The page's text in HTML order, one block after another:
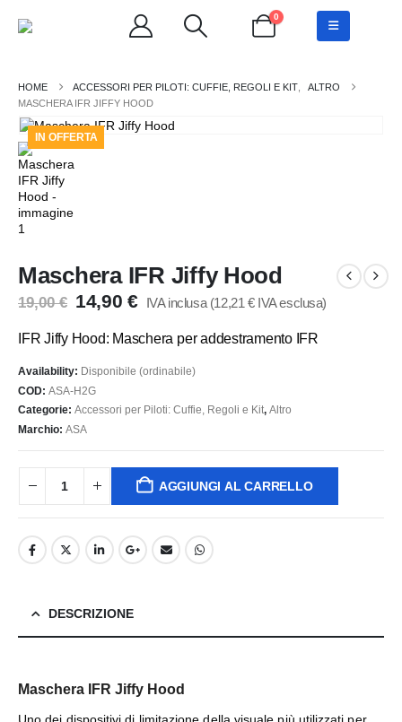
0
ACCESSORI PER PILOTI: CUFFIE, REGOLI E KIT
ALTRO
MASCHERA IFR JIFFY HOOD
IN OFFERTA
Maschera IFR Jiffy Hood
19,00€ Il
originale
19,00 €.
14,90 €Il
attuale
14,90 €.
IVA inclusa (12,21€IVA esclusa)
IFR Jiffy Hood: Maschera per addestramento IFR
Availability: Disponibile (ordinabile)
COD: ASA-H2G
Categorie: Accessori per Piloti: Cuffie, Regoli e Kit, Altro
Marchio: ASA
AGGIUNGI AL CARRELLO
DESCRIZIONE
Maschera IFR Jiffy Hood